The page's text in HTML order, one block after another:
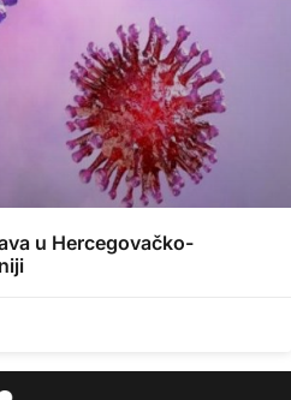
u Hercegovačko-